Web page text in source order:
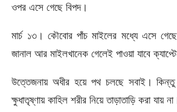
ওপর এসে গেছে বিপদ।
মার্চ ১৩। কৌবোর পাঁচ মাইলের মধ্যে এসে গেছে
জানাল আর মাইলখানেক গেলেই পাওয়া যাবে
উত্তেজনায় অধীর হয়ে পথ চলছে সবাই।
ক্ষুধাতৃষ্ণায় কাহিল শরীর নিয়ে তাড়াতাড়ি করা যায়